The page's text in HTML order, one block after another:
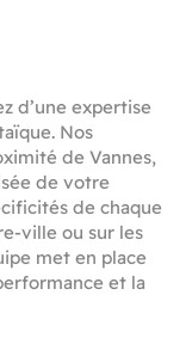
d’une expertise
Nos
de Vannes,
de votre
de chaque
ville ou sur les
met en place
et la